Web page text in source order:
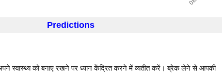
Predictions
स्वास्थ्य को बनाए रखने पर ध्यान केंद्रित करने में व्यतीत करें। ब्रेक लेने से आपकी